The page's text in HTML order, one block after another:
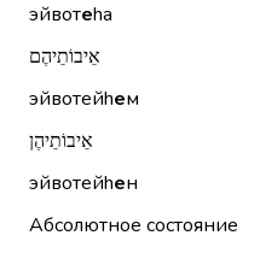
эйвотеhа
אֵיבוֹתֵיהֶם
эйвотейhем
אֵיבוֹתֵיהֶן
эйвотейhен
Абсолютное состояние